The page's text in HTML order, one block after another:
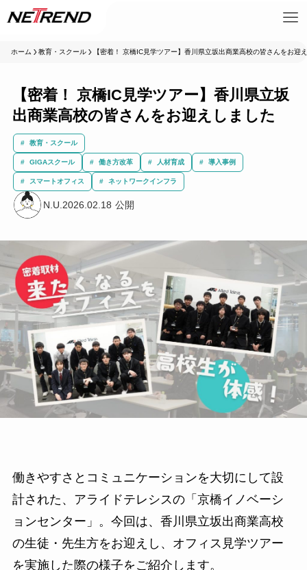
ホーム 教育・スクール 【密着！ 京橋IC見学ツアー】香川県立坂出商業高校の皆さんをお迎
【密着！ 京橋IC見学ツアー】香川県立坂
出商業高校の皆さんをお迎えしました
教育・スクール
GIGAスクール 働き方改革 人材育成 導入事例
スマートオフィス ネットワークインフラ
N.U. 2026.02.18
働きやすさとコミュニケーションを大切にして設
計された、アライドテレシスの「京橋イノベーシ
ョンセンター」。今回は、香川県立坂出商業高校
の生徒・先生方をお迎えし、オフィス見学ツアー
を実施した際の様子をご紹介します。